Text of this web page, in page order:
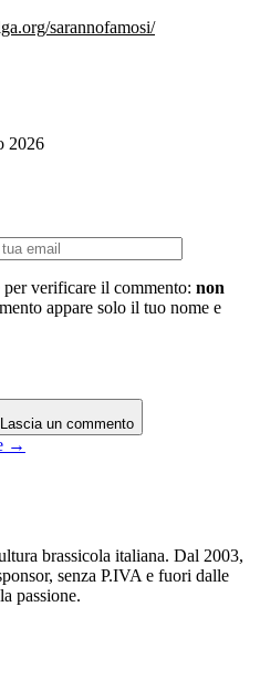
sarannofamosi/
2026
verificare il commento: non
appare solo il tuo nome e
Lascia un commento
→
brassicola italiana. Dal 2003,
senza P.IVA e fuori dalle
passione.